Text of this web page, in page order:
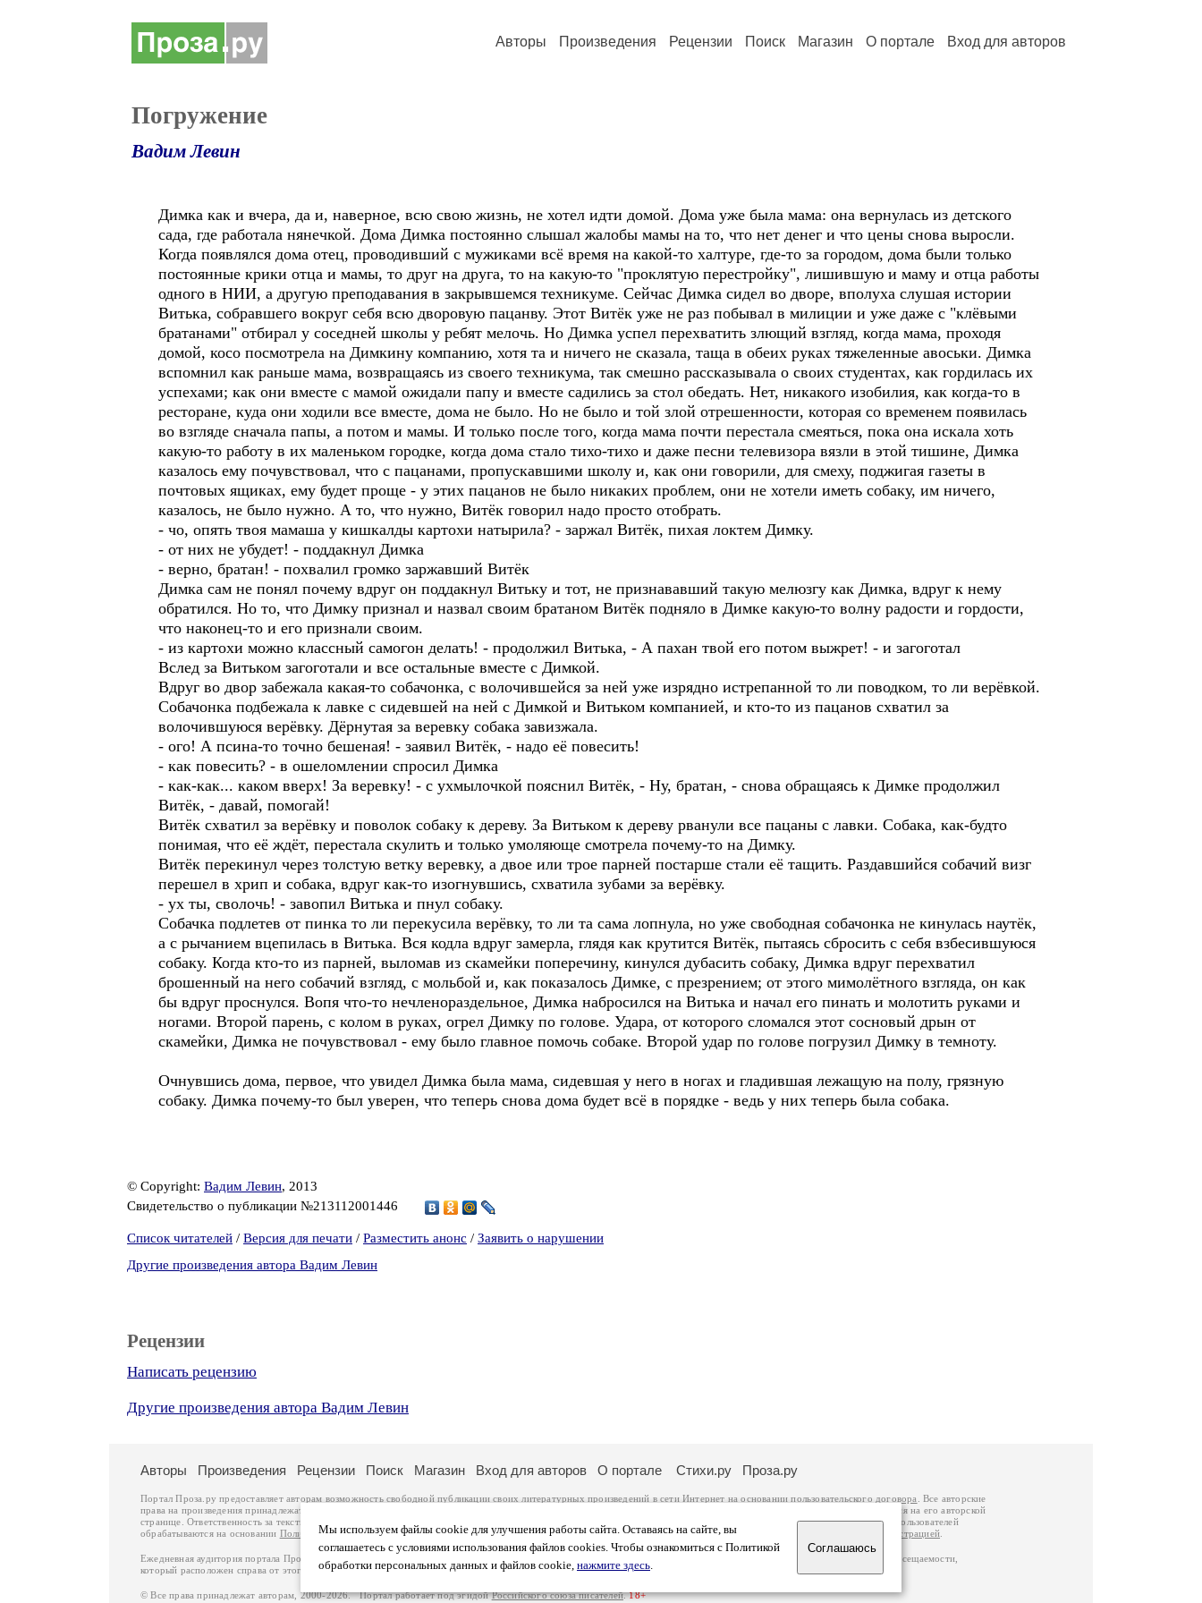
Авторы Произведения Рецензии Поиск Магазин О портале Вход для авторов
Погружение
Вадим Левин
Димка как и вчера, да и, наверное, всю свою жизнь, не хотел идти домой. Дома уже была мама: она вернулась из детского
сада, где работала нянечкой. Дома Димка постоянно слышал жалобы мамы на то, что нет денег и что цены снова выросли.
Когда появлялся дома отец, проводивший с мужиками всё время на какой-то халтуре, где-то за городом, дома были только
постоянные крики отца и мамы, то друг на друга, то на какую-то "проклятую перестройку", лишившую и маму и отца работы
одного в НИИ, а другую преподавания в закрывшемся техникуме. Сейчас Димка сидел во дворе, вполуха слушая истории
Витька, собравшего вокруг себя всю дворовую пацанву. Этот Витёк уже не раз побывал в милиции и уже даже с "клёвыми
братанами" отбирал у соседней школы у ребят мелочь. Но Димка успел перехватить злющий взгляд, когда мама, проходя
домой, косо посмотрела на Димкину компанию, хотя та и ничего не сказала, таща в обеих руках тяжеленные авоськи. Димка
вспомнил как раньше мама, возвращаясь из своего техникума, так смешно рассказывала о своих студентах, как гордилась их
успехами; как они вместе с мамой ожидали папу и вместе садились за стол обедать. Нет, никакого изобилия, как когда-то в
ресторане, куда они ходили все вместе, дома не было. Но не было и той злой отрешенности, которая со временем появилась
во взгляде сначала папы, а потом и мамы. И только после того, когда мама почти перестала смеяться, пока она искала хоть
какую-то работу в их маленьком городке, когда дома стало тихо-тихо и даже песни телевизора вязли в этой тишине, Димка
казалось ему почувствовал, что с пацанами, пропускавшими школу и, как они говорили, для смеху, поджигая газеты в
почтовых ящиках, ему будет проще - у этих пацанов не было никаких проблем, они не хотели иметь собаку, им ничего,
казалось, не было нужно. А то, что нужно, Витёк говорил надо просто отобрать.
- чо, опять твоя мамаша у кишкалды картохи натырила? - заржал Витёк, пихая локтем Димку.
- от них не убудет! - поддакнул Димка
- верно, братан! - похвалил громко заржавший Витёк
Димка сам не понял почему вдруг он поддакнул Витьку и тот, не признававший такую мелюзгу как Димка, вдруг к нему
обратился. Но то, что Димку признал и назвал своим братаном Витёк подняло в Димке какую-то волну радости и гордости,
что наконец-то и его признали своим.
- из картохи можно классный самогон делать! - продолжил Витька, - А пахан твой его потом выжрет! - и загоготал
Вслед за Витьком загоготали и все остальные вместе с Димкой.
Вдруг во двор забежала какая-то собачонка, с волочившейся за ней уже изрядно истрепанной то ли поводком, то ли верёвкой.
Собачонка подбежала к лавке с сидевшей на ней с Димкой и Витьком компанией, и кто-то из пацанов схватил за
волочившуюся верёвку. Дёрнутая за веревку собака завизжала.
- ого! А псина-то точно бешеная! - заявил Витёк, - надо её повесить!
- как повесить? - в ошеломлении спросил Димка
- как-как... каком вверх! За веревку! - с ухмылочкой пояснил Витёк, - Ну, братан, - снова обращаясь к Димке продолжил
Витёк, - давай, помогай!
Витёк схватил за верёвку и поволок собаку к дереву. За Витьком к дереву рванули все пацаны с лавки. Собака, как-будто
понимая, что её ждёт, перестала скулить и только умоляюще смотрела почему-то на Димку.
Витёк перекинул через толстую ветку веревку, а двое или трое парней постарше стали её тащить. Раздавшийся собачий визг
перешел в хрип и собака, вдруг как-то изогнувшись, схватила зубами за верёвку.
- ух ты, сволочь! - завопил Витька и пнул собаку.
Собачка подлетев от пинка то ли перекусила верёвку, то ли та сама лопнула, но уже свободная собачонка не кинулась наутёк,
а с рычанием вцепилась в Витька. Вся кодла вдруг замерла, глядя как крутится Витёк, пытаясь сбросить с себя взбесившуюся
собаку. Когда кто-то из парней, выломав из скамейки поперечину, кинулся дубасить собаку, Димка вдруг перехватил
брошенный на него собачий взгляд, с мольбой и, как показалось Димке, с презрением; от этого мимолётного взгляда, он как
бы вдруг проснулся. Вопя что-то нечленораздельное, Димка набросился на Витька и начал его пинать и молотить руками и
ногами. Второй парень, с колом в руках, огрел Димку по голове. Удара, от которого сломался этот сосновый дрын от
скамейки, Димка не почувствовал - ему было главное помочь собаке. Второй удар по голове погрузил Димку в темноту.
Очнувшись дома, первое, что увидел Димка была мама, сидевшая у него в ногах и гладившая лежащую на полу, грязную
собаку. Димка почему-то был уверен, что теперь снова дома будет всё в порядке - ведь у них теперь была собака.
© Copyright: Вадим Левин, 2013
Свидетельство о публикации №213112001446
Список читателей / Версия для печати / Разместить анонс / Заявить о нарушении
Другие произведения автора Вадим Левин
Рецензии
Написать рецензию
Другие произведения автора Вадим Левин
Мы используем файлы cookie для улучшения работы сайта. Оставаясь на сайте, вы
соглашаетесь с условиями использования файлов cookies. Чтобы ознакомиться с Политикой
обработки персональных данных и файлов cookie, нажмите здесь.
Соглашаюсь
Авторы Произведения Рецензии Поиск Магазин Вход для авторов О портале Стихи.ру Проза.ру
Портал Проза.ру предоставляет авторам возможность свободной публикации своих литературных произведений в сети Интернет на основаниипользовательского договора
. Все авторские
права на произведения принадлежат авторам и охраняются
. Перепечатка произведений возможна только с согласия его автора, к которому вы можете обратиться на его авторской
странице. Ответственность за тексты произведений авторы несут самостоятельно на основании
законодательства Российской Федерации. Данные пользователей
обрабатываются на основании Политики обработки персональных данных. Вы также можете посмотреть более подробнуюинформацию о портале связаться с администрацией
Ежедневная аудитория портала Проза.ру – порядка 100 тысяч посетителей, которые в общей сумме просматривают более полумиллиона страниц по данным счетчика посещаемости,
который расположен справа от этого текста. В каждой графе указано по две цифры: количество просмотров и количество посетителей.
© Все права принадлежат авторам, 2000-2026. Портал работает под эгидойРоссийского союза писателей.18+